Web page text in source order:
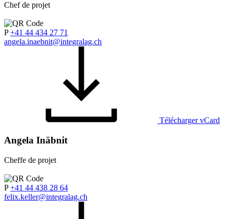
Chef de projet
P +41 44 434 27 71
angela.inaebnit@integralag.ch
Télécharger vCard
Angela Inäbnit
Cheffe de projet
P +41 44 438 28 64
felix.keller@integralag.ch